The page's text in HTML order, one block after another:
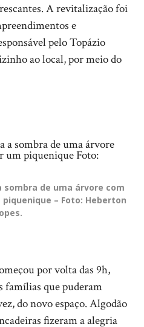
A revitalização foi
e
pelo Topázio
ao local, por meio do
sombra de uma árvore com
– Foto: Heberton
por volta das 9h,
famílias que puderam
do novo espaço. Algodão
fizeram a alegria